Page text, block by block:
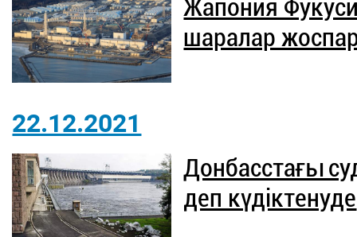
Жапония
шаралар
22.12.2021
Донбасстағы
деп күдіктенуде